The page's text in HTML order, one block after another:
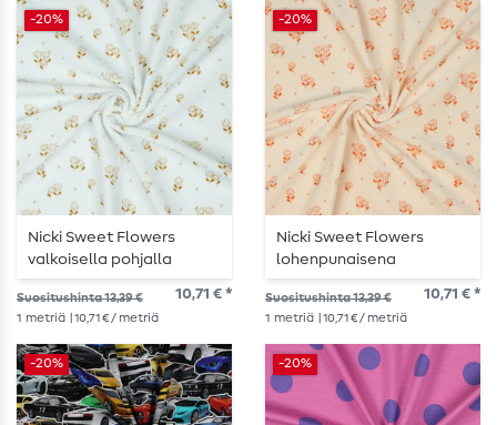
-20%
Nicki Sweet Flowers
valkoisella pohjalla
Suositushinta 13,39 € 10,71 € *
1 metriä | 10,71 € / metriä
-20%
Nicki Sweet Flowers
lohenpunaisena
Suositushinta 13,39 € 10,71 € *
1 metriä | 10,71 € / metriä
-20% -20%